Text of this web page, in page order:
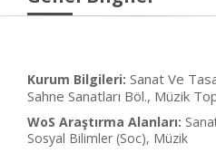
Kurum Bilgileri: Sanat Ve
Sahne Sanatları Böl., Müzik
WoS Araştırma Alanları:
Sosyal Bilimler (Soc), Müzik